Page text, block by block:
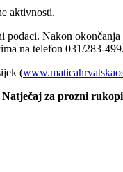
aktivnosti.
Nakon
na telefon 031/283-499.
(
Natječaj za prozni